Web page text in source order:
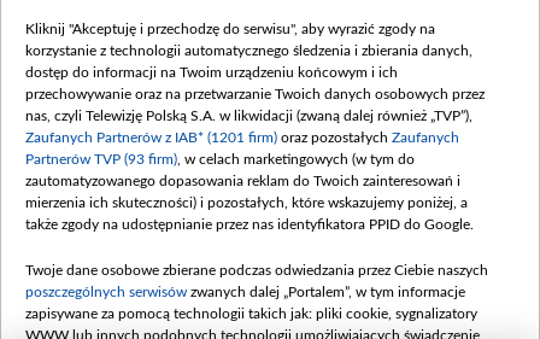
Procedura zgłoszeń wewnętrznych
Kliknij "Akceptuję i przechodzę do serwisu", aby wyrazić zgody na
korzystanie z technologii automatycznego śledzenia i zbierania danych,
dostęp do informacji na Twoim urządzeniu końcowym i ich
przechowywanie oraz na przetwarzanie Twoich danych osobowych przez
nas, czyli Telewizję Polską S.A. w likwidacji (zwaną dalej również „TVP”),
Zaufanych Partnerów z IAB* (1201 firm) oraz pozostałych Zaufanych
Partnerów TVP (93 firm) , w celach marketingowych (w tym do
zautomatyzowanego dopasowania reklam do Twoich zainteresowań i
mierzenia ich skuteczności) i pozostałych, które wskazujemy poniżej, a
także zgody na udostępnianie przez nas identyfikatora PPID do Google.
Twoje dane osobowe zbierane podczas odwiedzania przez Ciebie naszych
poszczególnych serwisów zwanych dalej „Portalem”, w tym informacje
zapisywane za pomocą technologii takich jak: pliki cookie, sygnalizatory
WWW lub innych podobnych technologii umożliwiających świadczenie